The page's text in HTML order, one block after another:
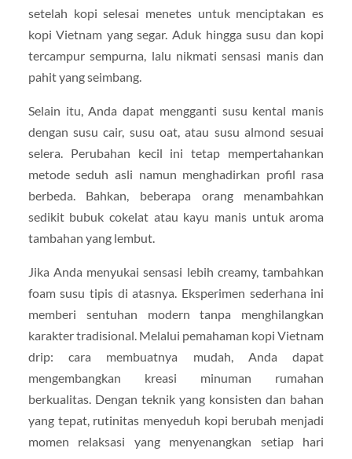
setelah kopi selesai menetes untuk menciptakan es
kopi Vietnam yang segar. Aduk hingga susu dan kopi
tercampur sempurna, lalu nikmati sensasi manis dan
pahit yang seimbang.
Selain itu, Anda dapat mengganti susu kental manis
dengan susu cair, susu oat, atau susu almond sesuai
selera. Perubahan kecil ini tetap mempertahankan
metode seduh asli namun menghadirkan profil rasa
berbeda. Bahkan, beberapa orang menambahkan
sedikit bubuk cokelat atau kayu manis untuk aroma
tambahan yang lembut.
Jika Anda menyukai sensasi lebih creamy, tambahkan
foam susu tipis di atasnya. Eksperimen sederhana ini
memberi sentuhan modern tanpa menghilangkan
karakter tradisional. Melalui pemahaman kopi Vietnam
drip: cara membuatnya mudah, Anda dapat
mengembangkan kreasi minuman rumahan
berkualitas. Dengan teknik yang konsisten dan bahan
yang tepat, rutinitas menyeduh kopi berubah menjadi
momen relaksasi yang menyenangkan setiap hari